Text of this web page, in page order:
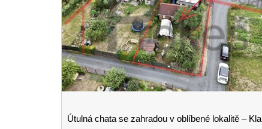
Útulná chata se zahradou v oblíbené lokalitě – Klatovy (za plaveckým bazénem)